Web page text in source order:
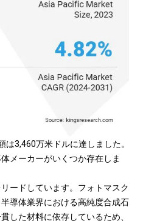
3,460万米ドルに達しました。
メーカーがいくつか存在しま
ードしています。フォトマスク
導体業界における高純度合成石
した材料に依存しているため、